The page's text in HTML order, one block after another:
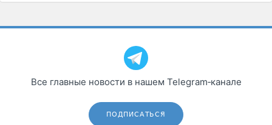
Все главные новости в нашем Telegram‑канале
ПОДПИСАТЬСЯ